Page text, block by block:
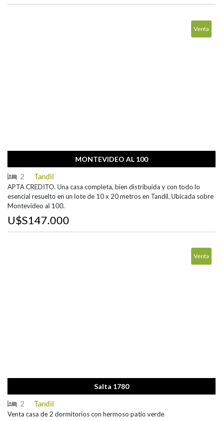
Venta
MONTEVIDEO AL 100
2 Tandil
APTA CREDITO. Una casa completa, bien distribuida y con todo lo
esencial resuelto en un lote de 10 x 20 metros en Tandil. Ubicada sobre
Montevideo al 100.
U$S147.000
Venta
Salta 1780
2 Tandil
Venta casa de 2 dormitorios con hermoso patio verde